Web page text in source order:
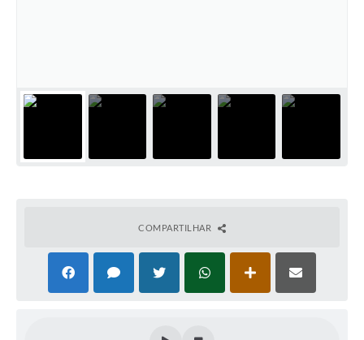
Audiências Públicas
Contato
COMPARTILHAR